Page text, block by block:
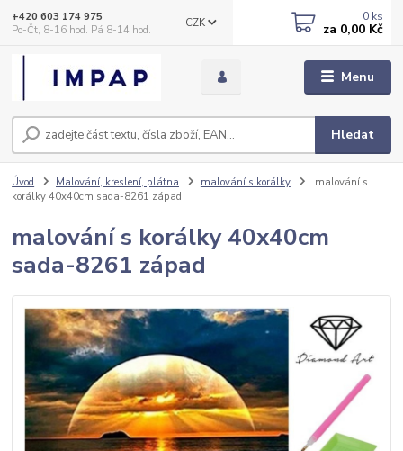
Menu
CZK
Hledat
+420 603 174 975
Po-Čt, 8-16 hod. Pá 8-14 hod.
0 ks
za 0,00 Kč
Úvod Malování, kreslení, plátna malování s korálky
malování s
korálky 40x40cm sada-8261 západ
malování s korálky 40x40cm
sada-8261 západ